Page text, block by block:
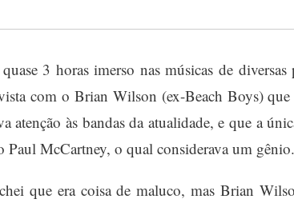
3 horas imerso nas músicas de
com o Brian Wilson (ex-Beach Boys)
atenção às bandas da atualidade, e que a
Paul McCartney, o qual considerava um gênio.
que era coisa de maluco, mas Brian